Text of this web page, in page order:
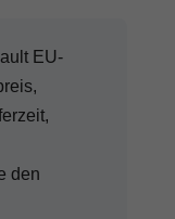
EU-
den